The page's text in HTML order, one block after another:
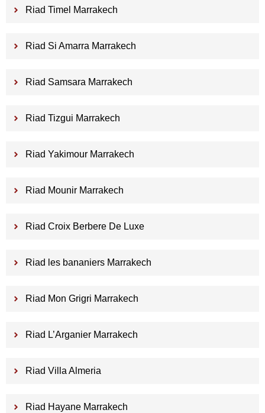
Riad Timel Marrakech
Riad Si Amarra Marrakech
Riad Samsara Marrakech
Riad Tizgui Marrakech
Riad Yakimour Marrakech
Riad Mounir Marrakech
Riad Croix Berbere De Luxe
Riad les bananiers Marrakech
Riad Mon Grigri Marrakech
Riad L’Arganier Marrakech
Riad Villa Almeria
Riad Hayane Marrakech